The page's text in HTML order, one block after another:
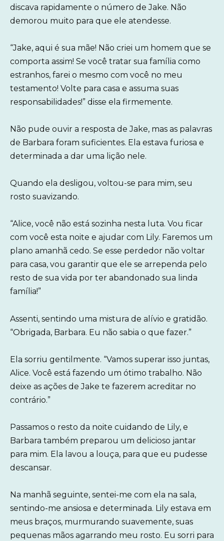
discava rapidamente o número de Jake. Não
demorou muito para que ele atendesse.
“Jake, aqui é sua mãe! Não criei um homem que se
comporta assim! Se você tratar sua família como
estranhos, farei o mesmo com você no meu
testamento! Volte para casa e assuma suas
responsabilidades!” disse ela firmemente.
Não pude ouvir a resposta de Jake, mas as palavras
de Barbara foram suficientes. Ela estava furiosa e
determinada a dar uma lição nele.
Quando ela desligou, voltou-se para mim, seu
rosto suavizando.
“Alice, você não está sozinha nesta luta. Vou ficar
com você esta noite e ajudar com Lily. Faremos um
plano amanhã cedo. Se esse perdedor não voltar
para casa, vou garantir que ele se arrependa pelo
resto de sua vida por ter abandonado sua linda
família!”
Assenti, sentindo uma mistura de alívio e gratidão.
“Obrigada, Barbara. Eu não sabia o que fazer.”
Ela sorriu gentilmente. “Vamos superar isso juntas,
Alice. Você está fazendo um ótimo trabalho. Não
deixe as ações de Jake te fazerem acreditar no
contrário.”
Passamos o resto da noite cuidando de Lily, e
Barbara também preparou um delicioso jantar
para mim. Ela lavou a louça, para que eu pudesse
descansar.
Na manhã seguinte, sentei-me com ela na sala,
sentindo-me ansiosa e determinada. Lily estava em
meus braços, murmurando suavemente, suas
pequenas mãos agarrando meu rosto. Eu sorri para